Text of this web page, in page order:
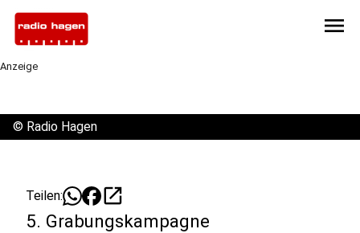
menu
Anzeige
© Radio Hagen
Teilen: open_in_new
5. Grabungskampagne